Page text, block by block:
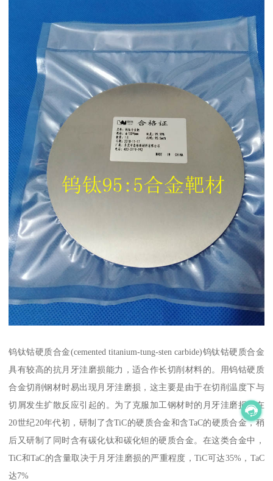
钨钛钴硬质合金(cemented titanium-tung-sten carbide)钨钛钴硬质合金
具有较高的抗月牙洼磨损能力，适合作长切削材料的。用钨钴硬质
合金切削钢材时易出现月牙洼磨损，这主要是由于在切削温度下与
切屑发生扩散反应引起的。为了克服加工钢材时的月牙洼磨损，在
20世纪20年代初，研制了含TiC的硬质合金和含TaC的硬质合金，稍
后又研制了同时含有碳化钛和碳化钽的硬质合金。在这类合金中，
TiC和TaC的含量取决于月牙洼磨损的严重程度，TiC可达35%，TaC
达7%